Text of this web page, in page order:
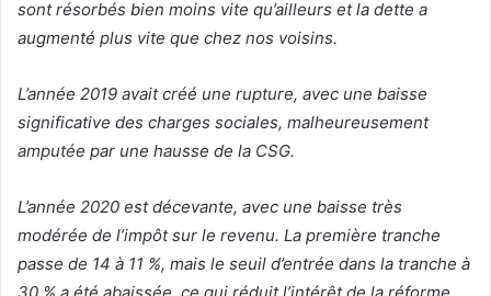
sont résorbés bien moins vite qu’ailleurs et la dette a
augmenté plus vite que chez nos voisins.
L’année 2019 avait créé une rupture, avec une baisse
significative des charges sociales, malheureusement
amputée par une hausse de la CSG.
L’année 2020 est décevante, avec une baisse très
modérée de l’impôt sur le revenu. La première tranche
passe de 14 à 11 %, mais le seuil d’entrée dans la tranche à